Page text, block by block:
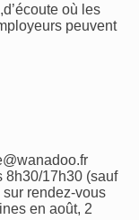
où les
peuvent
8h30/17h30 (sauf
rendez-vous
en août, 2